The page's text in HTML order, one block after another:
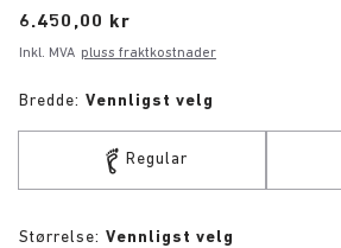
Price:
6.450,00 kr
Inkl. MVA pluss fraktkostnader
Bredde: Vennligst velg
Regular
Størrelse: Vennligst velg